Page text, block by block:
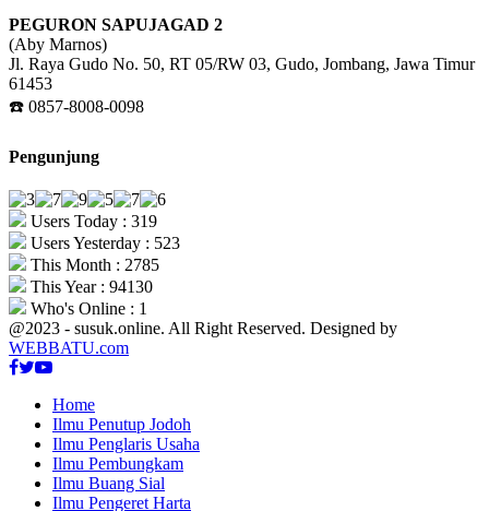
PEGURON SAPUJAGAD 2
(Aby Marnos)
Jl. Raya Gudo No. 50, RT 05/RW 03, Gudo, Jombang, Jawa Timur
61453
☎️ 0857-8008-0098
Pengunjung
Users Today : 319
Users Yesterday : 523
This Month : 2785
This Year : 94130
Who's Online : 1
@2023 - susuk.online. All Right Reserved. Designed by
WEBBATU.com
Facebook
Twitter
Youtube
Home
Ilmu Penutup Jodoh
Ilmu Penglaris Usaha
Ilmu Pembungkam
Ilmu Buang Sial
Ilmu Pengeret Harta